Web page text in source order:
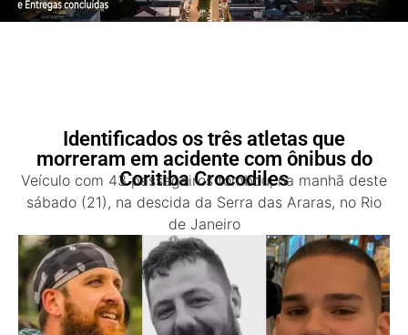
Identificados os três atletas que
morreram em acidente com ônibus do
Coritiba Crocodiles
Veículo com 43 passageiros tombou, na manhã deste
sábado (21), na descida da Serra das Araras, no Rio
de Janeiro